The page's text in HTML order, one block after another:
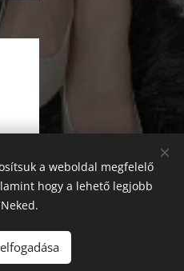
a weboldal megfelelő
hogy a lehető legjobb